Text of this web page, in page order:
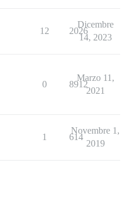
12 2026
Dicembre
14, 2023
0 8912
Marzo 11,
2021
1 614
Novembre 1,
2019